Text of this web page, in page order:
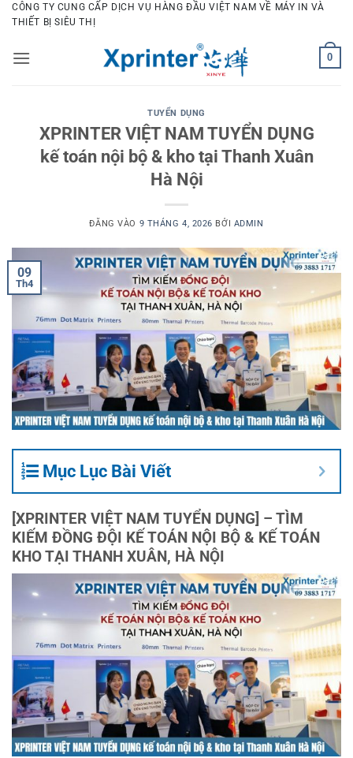
Bỏ
qua
dung
CÔNG TY CUNG CẤP DỊCH VỤ HÀNG ĐẦU VIỆT NAM VỀ MÁY IN VÀ
THIẾT BỊ SIÊU THỊ
0
TUYỂN DỤNG
XPRINTER VIỆT NAM TUYỂN DỤNG
kế toán nội bộ & kho tại Thanh Xuân
Hà Nội
ĐĂNG VÀO 9 THÁNG 4, 2026 BỞI ADMIN
09
Th4
Mục Lục Bài Viết
[XPRINTER VIỆT NAM TUYỂN DỤNG] – TÌM
KIẾM ĐỒNG ĐỘI KẾ TOÁN NỘI BỘ & KẾ TOÁN
KHO TẠI THANH XUÂN, HÀ NỘI